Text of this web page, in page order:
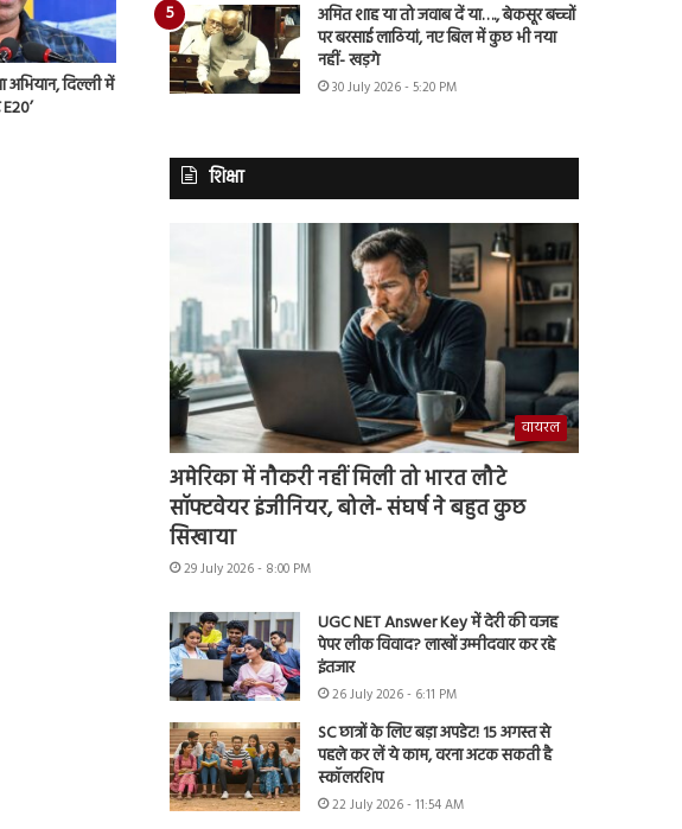
अभियान, दिल्ली में
अमित शाह या तो जवाब दें या…., बेकसूर बच्चों
पर बरसाई लाठियां, नए बिल में कुछ भी नया
नहीं- खड़गे
30 July 2026 - 5:20 PM
शिक्षा
वायरल
अमेरिका में नौकरी नहीं मिली तो भारत लौटे
सॉफ्टवेयर इंजीनियर, बोले- संघर्ष ने बहुत कुछ
सिखाया
29 July 2026 - 8:00 PM
UGC NET Answer Key में देरी की वजह
पेपर लीक विवाद? लाखों उम्मीदवार कर रहे
इंतजार
26 July 2026 - 6:11 PM
SC छात्रों के लिए बड़ा अपडेट! 15 अगस्त से
पहले कर लें ये काम, वरना अटक सकती है
स्कॉलरशिप
22 July 2026 - 11:54 AM